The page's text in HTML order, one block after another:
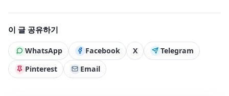
이 글 공유하기
WhatsApp Facebook X
Telegram
Pinterest
Email